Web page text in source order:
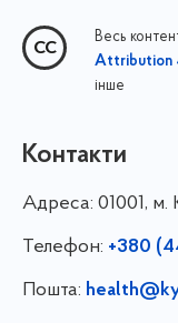
Весь
Attribution
інше
Контакти
Адреса: 01001, м.
Телефон: +380
Пошта: